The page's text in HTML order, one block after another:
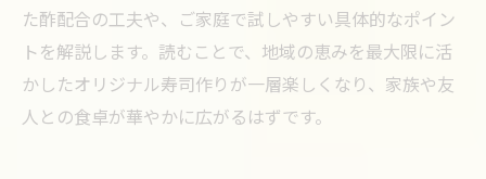
た酢配合の工夫や、ご家庭で試しやすい具体的なポイン
トを解説します。読むことで、地域の恵みを最大限に活
かしたオリジナル寿司作りが一層楽しくなり、家族や友
人との食卓が華やかに広がるはずです。